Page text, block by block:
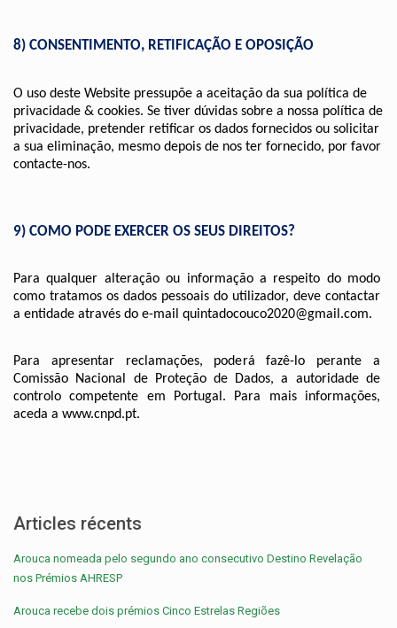
8) CONSENTIMENTO, RETIFICAÇÃO E OPOSIÇÃO
O uso deste Website pressupõe a aceitação da sua política de
privacidade & cookies. Se tiver dúvidas sobre a nossa política de
privacidade, pretender retificar os dados fornecidos ou solicitar
a sua eliminação, mesmo depois de nos ter fornecido, por favor
contacte-nos.
9) COMO PODE EXERCER OS SEUS DIREITOS?
Para qualquer alteração ou informação a respeito do modo
como tratamos os dados pessoais do utilizador, deve contactar
a entidade através do e-mail quintadocouco2020@gmail.com.
Para apresentar reclamações, poderá fazê-lo perante a
Comissão Nacional de Proteção de Dados, a autoridade de
controlo competente em Portugal. Para mais informações,
aceda a www.cnpd.pt.
Articles récents
Arouca nomeada pelo segundo ano consecutivo Destino Revelação
nos Prémios AHRESP
Arouca recebe dois prémios Cinco Estrelas Regiões